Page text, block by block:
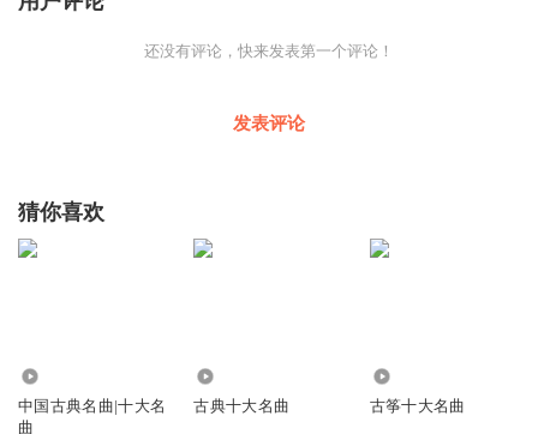
还没有评论，快来发表第一个评论！
发表评论
猜你喜欢
中国古典名曲|十大名
曲
古典十大名曲 古筝十大名曲